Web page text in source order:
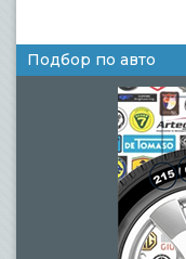
Подбор по авто